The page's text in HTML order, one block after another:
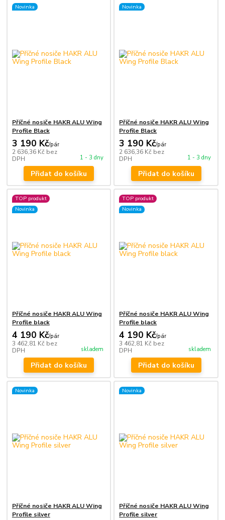
Novinka
Příčné nosiče HAKR ALU Wing
Profile Black
3 190 Kč/pár
2 636,36 Kč bez
DPH
1 - 3 dny
Přidat do košíku
Novinka
Příčné nosiče HAKR ALU Wing
Profile Black
3 190 Kč/pár
2 636,36 Kč bez
DPH
1 - 3 dny
Přidat do košíku
TOP produkt
Novinka
Příčné nosiče HAKR ALU Wing
Profile black
4 190 Kč/pár
3 462,81 Kč bez
DPH
skladem
Přidat do košíku
TOP produkt
Novinka
Příčné nosiče HAKR ALU Wing
Profile black
4 190 Kč/pár
3 462,81 Kč bez
DPH
skladem
Přidat do košíku
Novinka
Příčné nosiče HAKR ALU Wing
Profile silver
Novinka
Příčné nosiče HAKR ALU Wing
Profile silver